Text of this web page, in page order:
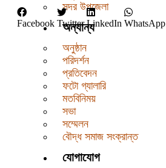
সদর উপজেলা
অন্যান্য
অনুষ্ঠান
পরিদর্শন
প্রতিবেদন
ফটো গ্যালারি
মতবিনিময়
সভা
সম্মেলন
বৌদ্ধ সমাজ সংক্রান্ত
যোগাযোগ
Facebook Twitter LinkedIn WhatsApp